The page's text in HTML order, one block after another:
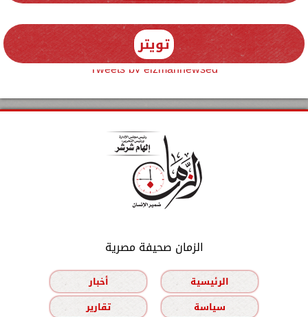
تويتر
Tweets by elzmannewseg
الزمان صحيفة مصرية
الرئيسية
أخبار
سياسة
تقارير